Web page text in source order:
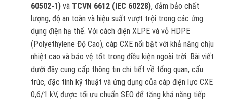
60502-1)và TCVN 6612 (IEC 60228), đảm bảo chất
lượng, độ an toàn và hiệu suất vượt trội trong các ứng
dụng điện hạ thế. Với cách điện XLPE và vỏ HDPE
(Polyethylene Độ Cao), cáp CXE nổi bật với khả năng chịu
nhiệt cao và bảo vệ tốt trong điều kiện ngoài trời. Bài viết
dưới đây cung cấp thông tin chi tiết về tổng quan, cấu
trúc, đặc tính kỹ thuật và ứng dụng của cáp điện lực CXE
0,6/1 kV, được tối ưu chuẩn SEO để tăng khả năng tiếp